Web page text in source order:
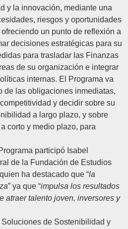
y la innovación, mediante una
riesgos y oportunidades
un punto de reflexión a
decisiones estratégicas para su
para trasladar las Finanzas
de su organización e integrar
internas. El Programa va
de las obligaciones inmediatas,
y decidir sobre su
a largo plazo, y sobre
corto y medio plazo, para
participó Isabel
de la Fundación de Estudios
ha destacado que “la
” ya que “impulsa los resultados
atraer talento joven, inversores y
Soluciones de Sostenibilidad y